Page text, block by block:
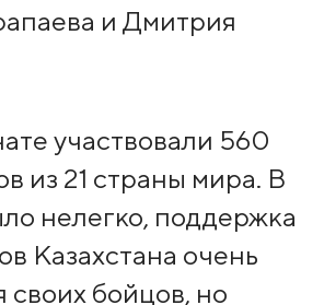
и Дмитрия
участвовали 560
из 21 страны мира. В
нелегко, поддержка
Казахстана очень
бойцов, но